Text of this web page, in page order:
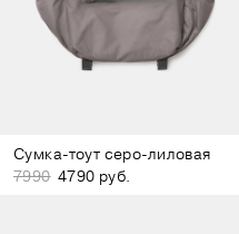
Сумка-тоут серо-лиловая
7990 4790 руб.